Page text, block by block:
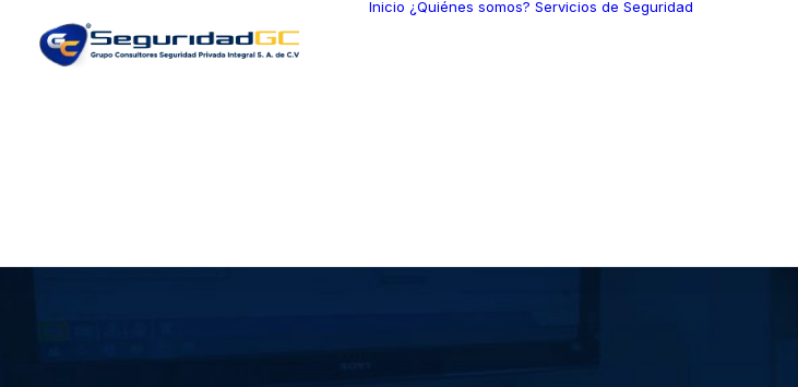
Inicio ¿Quiénes somos? Servicios de Seguridad